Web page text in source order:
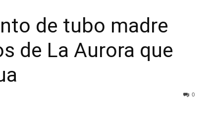
de tubo madre
de La Aurora que
0